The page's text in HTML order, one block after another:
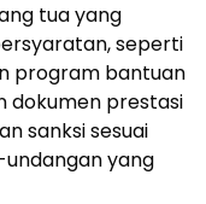
tua yang
seperti
program bantuan
dokumen prestasi
sanksi sesuai
yang